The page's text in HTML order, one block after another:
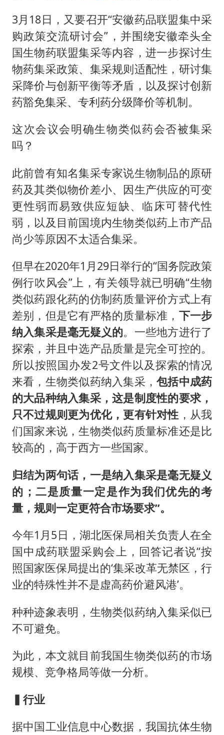
3月18日，又要召开“安徽药品联盟集中采
购政策交流研讨会”，并围绕安徽牵头全
国生物药联盟集采等内容，进一步探讨生
物药集采政策、集采规则适配性，研讨集
采降价与创新平衡等矛盾，以及探讨创新
药豁免集采、专利药分级降价等机制。
这次会议会明确生物类似药会否被集采
吗？
此前曾有知名集采专家说生物制品的原研
药及其类似物价差小、因生产供应的可变
更性弱而易致供应短缺、临床可替代性
弱，以及目前国境内生物类似药上市产品
尚少等原因不太适合集采。
但早在2020年1月29日举行的“国务院政策
例行吹风会”上，有关领导就已明确“生物
类似药跟化药的仿制药质量评价方式上有
差别，但是它有严格的质量标准， 下一步
纳入集采是毫无疑义的。一些地方进行了
探索，并且中选产品质量是完全可控的。
所以按照国办发2号文件以及探索的情况
来看，生物类似药纳入集采，包括中成药
的大品种纳入集采，这是制度性的要求，
只不过规则更为优化，更有针对性 ，从我
们国家来说，生物类似药质量标准还是比
较高的，高于西方一些国家。
归结为两句话，一是纳入集采是毫无疑义
的；二是质量一定是作为我们优先的考
量，规则一定更符合市场要求”。
今年1月5日，湖北医保局相关负责人在全
国中成药联盟采购会上，回答记者说“按
照国家医保局提出的‘集采改革无禁区，行
业的特殊性并不是虚高药价避风港’。
种种迹象表明，生物类似药纳入集采似已
不可避免。
为此，本文就目前我国生物类似药的市场
规模、竞争格局等做一分析。
▍行业
据中国工业信息中心数据，我国抗体生物